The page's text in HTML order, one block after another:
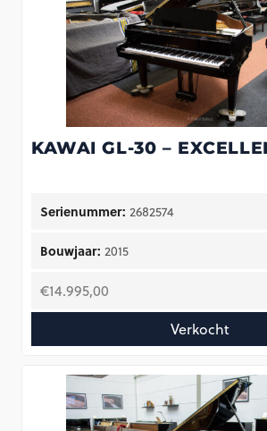
KAWAI GL-30 –
Serienummer: 2682574
Bouwjaar: 2015
€14.995,00
Verkocht